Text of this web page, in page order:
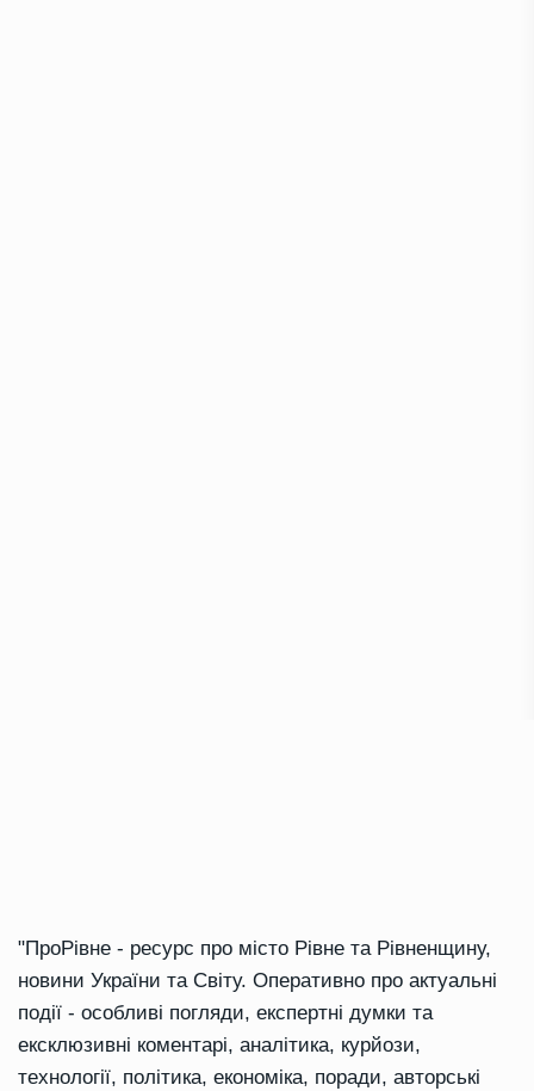
"ПроРівне - ресурс про місто Рівне та Рівненщину,
новини України та Світу. Оперативно про актуальні
події - особливі погляди, експертні думки та
ексклюзивні коментарі, аналітика, курйози,
технології, політика, економіка, поради, авторські